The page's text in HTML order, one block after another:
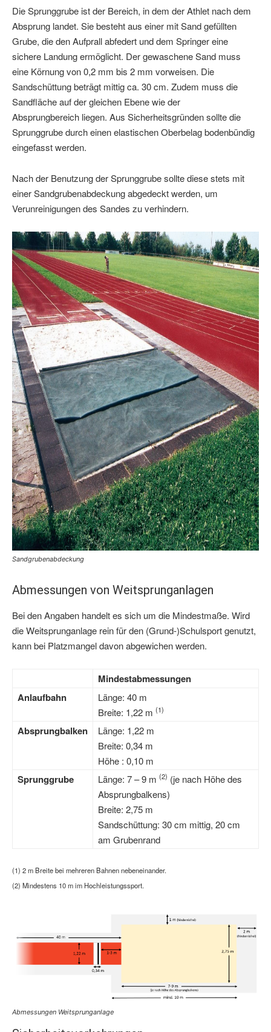
Die Sprunggrube ist der Bereich, in dem der Athlet nach dem
Absprung landet. Sie besteht aus einer mit Sand gefüllten
Grube, die den Aufprall abfedert und dem Springer eine
sichere Landung ermöglicht. Der gewaschene Sand muss
eine Körnung von 0,2 mm bis 2 mm vorweisen. Die
Sandschüttung beträgt mittig ca. 30 cm. Zudem muss die
Sandfläche auf der gleichen Ebene wie der
Absprungbereich liegen. Aus Sicherheitsgründen sollte die
Sprunggrube durch einen elastischen Oberbelag bodenbündig
eingefasst werden.
Nach der Benutzung der Sprunggrube sollte diese stets mit
einer Sandgrubenabdeckung abgedeckt werden, um
Verunreinigungen des Sandes zu verhindern.
Sandgrubenabdeckung
Abmessungen von Weitsprunganlagen
Bei den Angaben handelt es sich um die Mindestmaße. Wird
die Weitsprunganlage rein für den (Grund-)Schulsport genutzt,
kann bei Platzmangel davon abgewichen werden.
Mindestabmessungen
Anlaufbahn
Länge: 40 m
Breite: 1,22 m (1)
Absprungbalken
Länge: 1,22 m
Breite: 0,34 m
Höhe : 0,10 m
Sprunggrube Länge: 7 – 9 m (2) (je nach Höhe des
Absprungbalkens)
Breite: 2,75 m
Sandschüttung: 30 cm mittig, 20 cm
am Grubenrand
(1) 2 m Breite bei mehreren Bahnen nebeneinander.
(2) Mindestens 10 m im Hochleistungssport.
Abmessungen Weitsprunganlage